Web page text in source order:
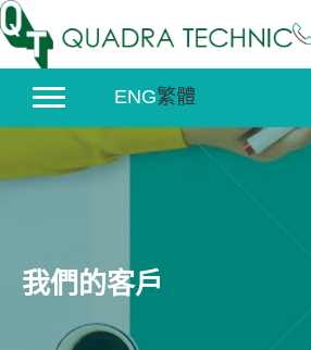
Skip
to
content
ENG繁體
我們的客戶